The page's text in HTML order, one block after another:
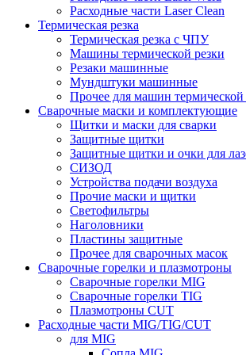
Расходные части Laser Clean
Термическая резка
Термическая резка с ЧПУ
Машины термической резки
Резаки машинные
Мундштуки машинные
Прочее для машин термической
Сварочные маски и комплектующие
Щитки и маски для сварки
Защитные щитки
Защитные щитки и очки для
СИЗОД
Устройства подачи воздуха
Прочие маски и щитки
Светофильтры
Наголовники
Пластины защитные
Прочее для сварочных масок
Сварочные горелки и плазмотроны
Сварочные горелки MIG
Сварочные горелки TIG
Плазмотроны CUT
Расходные части MIG/TIG/CUT
для MIG